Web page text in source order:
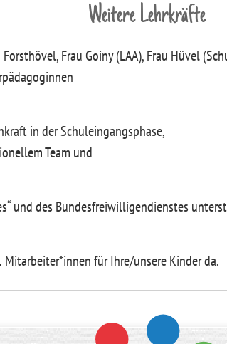
Weitere Lehrkräfte
Frau Goiny (LAA), Frau Hüvel
in der Schuleingangsphase,
Team und
und des Bundesfreiwilligendienstes
für Ihre/unsere Kinder da.